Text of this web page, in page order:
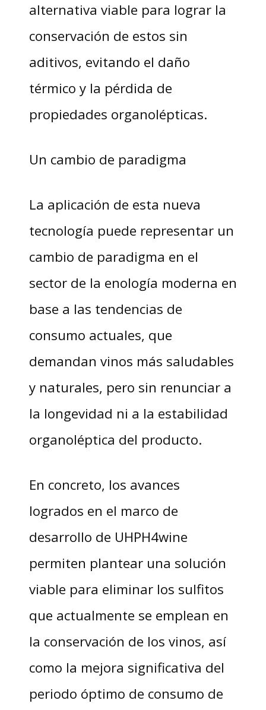
alternativa viable para lograr la
conservación de estos sin
aditivos, evitando el daño
térmico y la pérdida de
propiedades organolépticas.
Un cambio de paradigma
La aplicación de esta nueva
tecnología puede representar un
cambio de paradigma en el
sector de la enología moderna en
base a las tendencias de
consumo actuales, que
demandan vinos más saludables
y naturales, pero sin renunciar a
la longevidad ni a la estabilidad
organoléptica del producto.
En concreto, los avances
logrados en el marco de
desarrollo de UHPH4wine
permiten plantear una solución
viable para eliminar los sulfitos
que actualmente se emplean en
la conservación de los vinos, así
como la mejora significativa del
periodo óptimo de consumo de